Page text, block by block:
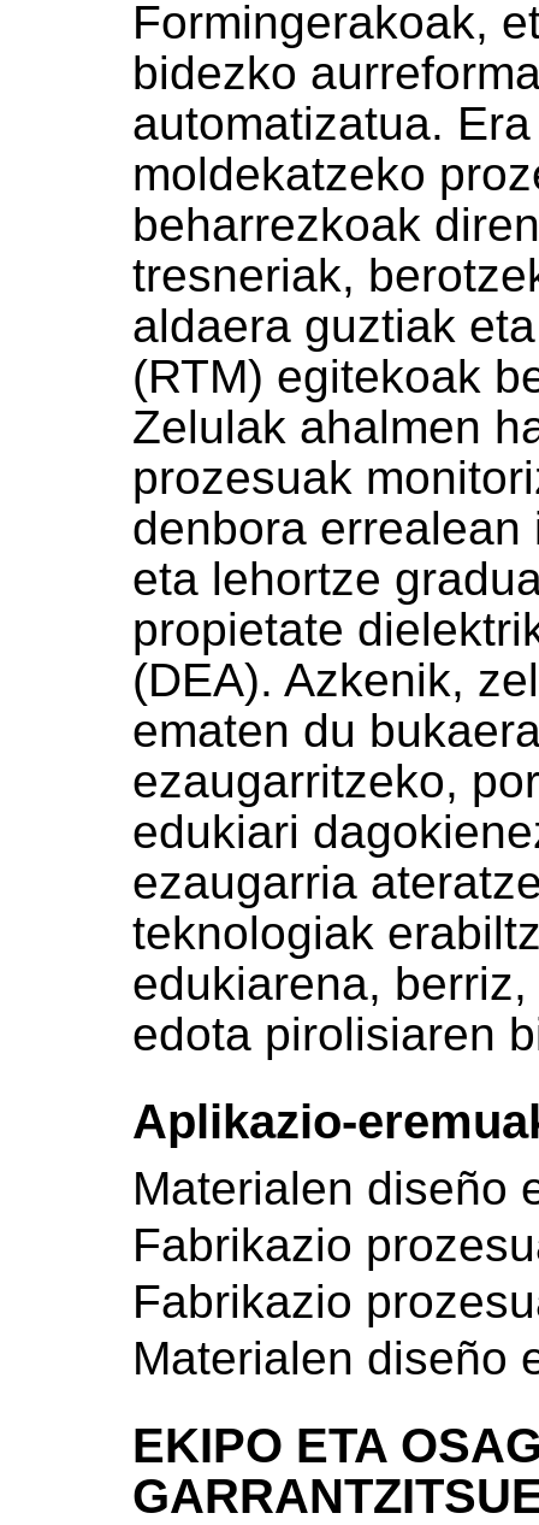
Formingerakoak,
bidezko
automatizatua.
moldekatzeko
beharrezkoak
tresneriak,
aldaera guztiak
(RTM) egitekoak
Zelulak ahalmen
prozesuak
denbora
eta lehortze
propietate
(DEA). Azkenik,
ematen du
ezaugarritzeko,
edukiari
ezaugarria
teknologiak
edukiarena,
edota pirolisiaren
Aplikazio-
Materialen diseño
Fabrikazio
Fabrikazio
Materialen diseño
EKIPO ETA